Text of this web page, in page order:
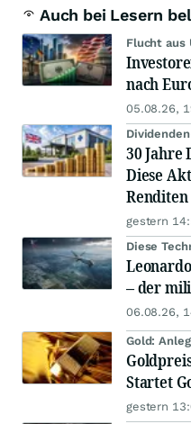
Auch bei Lesern
Flucht aus
nach
05.08.26,
30 Jahre
Diese
Renditen
gestern
Diese
– der
06.08.26,
Gold:
Startet
gestern